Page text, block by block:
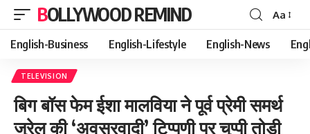
BOLLYWOOD REMIND
Font
Resizer
Aa
English-Business English-Lifestyle English-News
TELEVISION
बिग बॉस फेम ईशा मालविया ने पूर्व प्रेमी समर्थ
जुरेल की ‘अवसरवादी’ टिप्पणी पर चुप्पी तोड़ी